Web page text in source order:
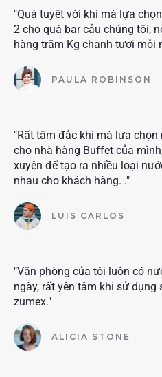
"Quá tuyệt vời khi mà lựa
2 cho quá bar cảu chúng tôi,
hàng trăm Kg chanh tươi mỗi
PAULA ROBINSON
"Rất tâm đắc khi mà lựa
cho nhà hàng Buffet của
xuyên để tạo ra nhiều loại
nhau cho khách hàng. ."
LUIS CARLOS
"Văn phòng của tôi luôn có
ngày, rất yên tâm khi sử
zumex."
ALICIA STONE